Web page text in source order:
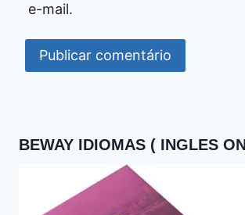
e-mail.
BEWAY IDIOMAS ( INGLES